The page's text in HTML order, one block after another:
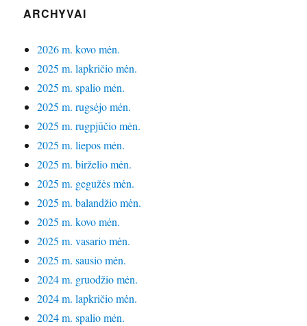
ARCHYVAI
2026 m. kovo mėn.
2025 m. lapkričio mėn.
2025 m. spalio mėn.
2025 m. rugsėjo mėn.
2025 m. rugpjūčio mėn.
2025 m. liepos mėn.
2025 m. birželio mėn.
2025 m. gegužės mėn.
2025 m. balandžio mėn.
2025 m. kovo mėn.
2025 m. vasario mėn.
2025 m. sausio mėn.
2024 m. gruodžio mėn.
2024 m. lapkričio mėn.
2024 m. spalio mėn.